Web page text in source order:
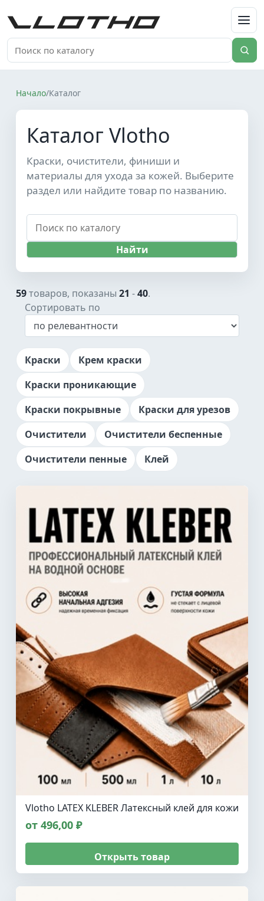
VLOTHO
Начало/Каталог
Каталог Vlotho
Краски, очистители, финиши и
материалы для ухода за кожей. Выберите
раздел или найдите товар по названию.
Найти
59товаров, показаны 21 -40.
Сортировать по
Краски
Крем краски
Краски проникающие
Краски покрывные
Краски для урезов
Очистители
Очистители беспенные
Очистители пенные
Клей
Vlotho LATEX KLEBER Латексный клей для кожи
от 496,00 ₽
Открыть товар